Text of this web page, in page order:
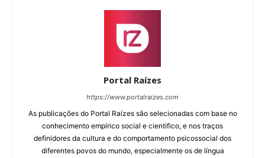
Portal Raízes
https://www.portalraizes.com
As publicações do Portal Raízes são selecionadas com base no
conhecimento empírico social e cientifico, e nos traços
definidores da cultura e do comportamento psicossocial dos
diferentes povos do mundo, especialmente os de língua